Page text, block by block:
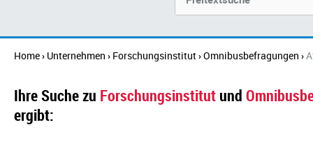
Home› Unternehmen › Forschungsinstitut›Omnibusbefragungen ›
Ihre Suche zu Forschungsinstitutund
ergibt: